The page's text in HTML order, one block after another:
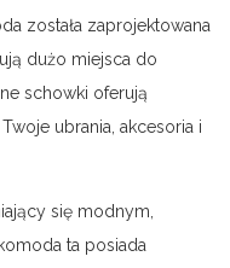
została zaprojektowana
dużo miejsca do
schowki oferują
ubrania, akcesoria i
się modnym,
ta posiada